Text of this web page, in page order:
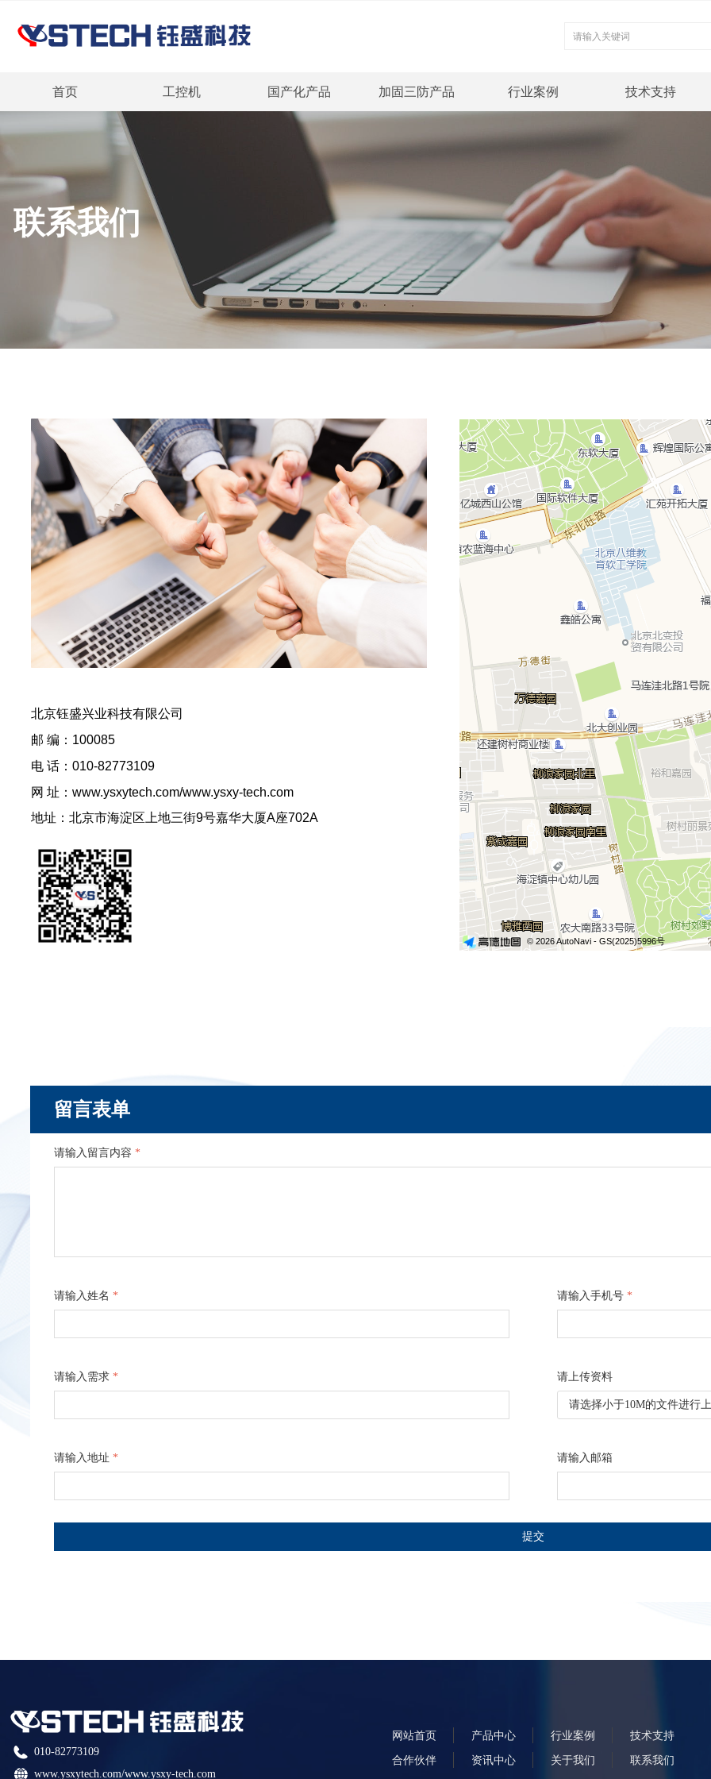
首页 工控机 国产化产品 加固三防产品 行业案例 技术支持
联系我们
北京钰盛兴业科技有限公司
邮 编：100085
电 话：010-82773109
网 址：www.ysxytech.com/www.ysxy-tech.com
地址：北京市海淀区上地三街9号嘉华大厦A座702A
留言表单
请输入留言内容 *
请输入姓名 * 请输入手机号 *
请输入需求 * 请上传资料
请选择小于10M的文件进行
请输入地址 * 请输入邮箱
提交
010-82773109
www.ysxytech.com/www.ysxy-tech.com
网站首页 产品中心 行业案例 技术支持
合作伙伴 资讯中心 关于我们 联系我们